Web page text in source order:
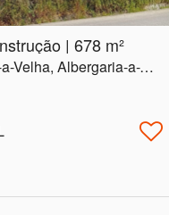
| 678 m²
Aveiro, Albergaria-a-Velha, Albergaria-a-Velha e Valmaior